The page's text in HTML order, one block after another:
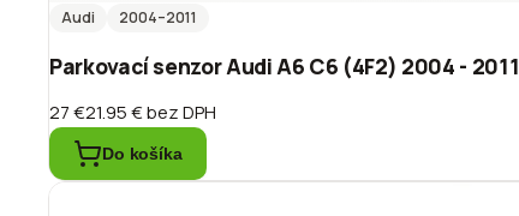
Audi
2004–2011
Parkovací senzor Audi A6 C6 (4F2) 2004 - 2011
27 €21.95 €bez DPH
Do košíka